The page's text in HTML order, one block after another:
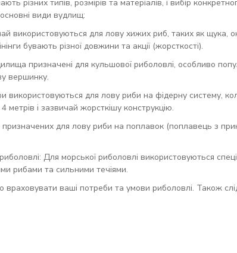
різних типів, розмірів та матеріалів, і вибір
види вудлищ:
використовуються для лову хижих риб, таких як щука,
бувають різної довжини та акції (жорсткості).
призначені для кульшової риболовлі, особливо
вершинку.
використовуються для лову риби на фідерну систему,
і зазвичай жорсткішу конструкцію.
для лову риби на поплавок (поплавець з
Для морської риболовлі використовуються
рибами та сильними течіями.
ваші потреби та умови риболовлі. Також